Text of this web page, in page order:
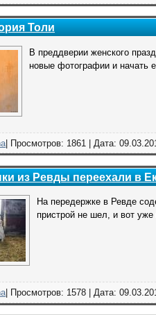
Толи
В преддверии женского
новые фотографии и начать
| Просмотров: 1861 | Дата:
из Ревды переехали в
На передержке в Ревде
пристрой не шел, и вот
| Просмотров: 1578 | Дата: